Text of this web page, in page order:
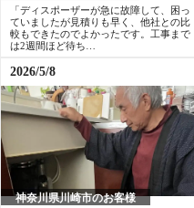
「ディスポーザーが急に故障して、困っ
ていましたが見積りも早く、他社との比
較もできたのでよかったです。工事まで
は2週間ほど待ち…
2026/5/8
神奈川県川崎市のお客様